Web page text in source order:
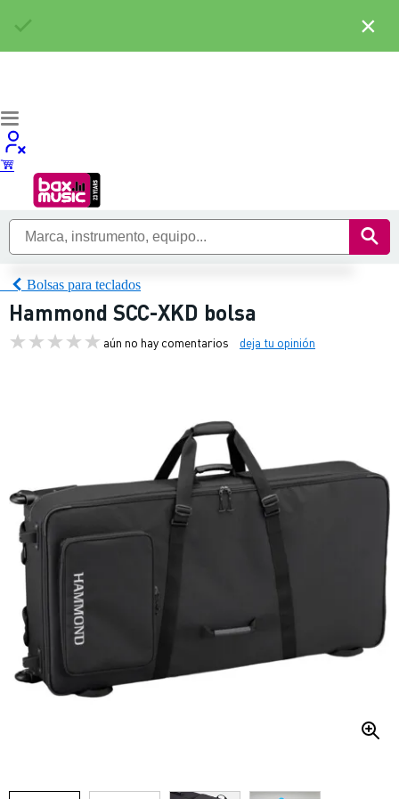
Bolsas para teclados
Hammond SCC-XKD bolsa
aún no hay comentarios deja tu opinión
×